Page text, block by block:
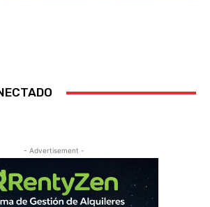
- Advertisement -